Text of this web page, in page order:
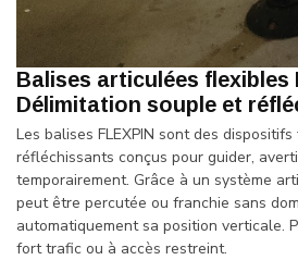
Balises articulées flexibles
Délimitation souple et
Les balises FLEXPIN sont des
réfléchissants conçus pour guider,
temporairement. Grâce à un système
peut être percutée ou franchie sans
automatiquement sa position verticale.
fort trafic ou à accès restreint.